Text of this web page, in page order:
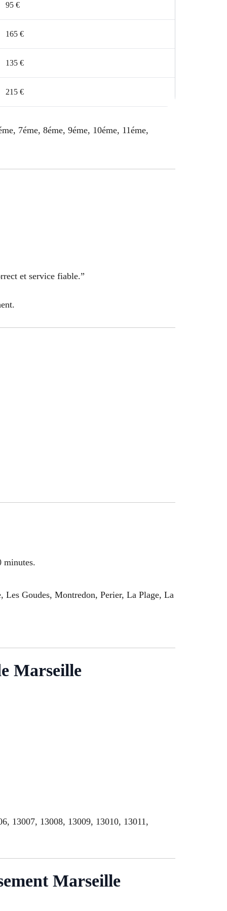
95 €
165 €
135 €
215 €
7éme, 8éme, 9éme, 10éme, 11éme,
et service fiable.”
minutes.
Les Goudes, Montredon, Perier, La Plage, La
Marseille
13007, 13008, 13009, 13010, 13011,
Marseille